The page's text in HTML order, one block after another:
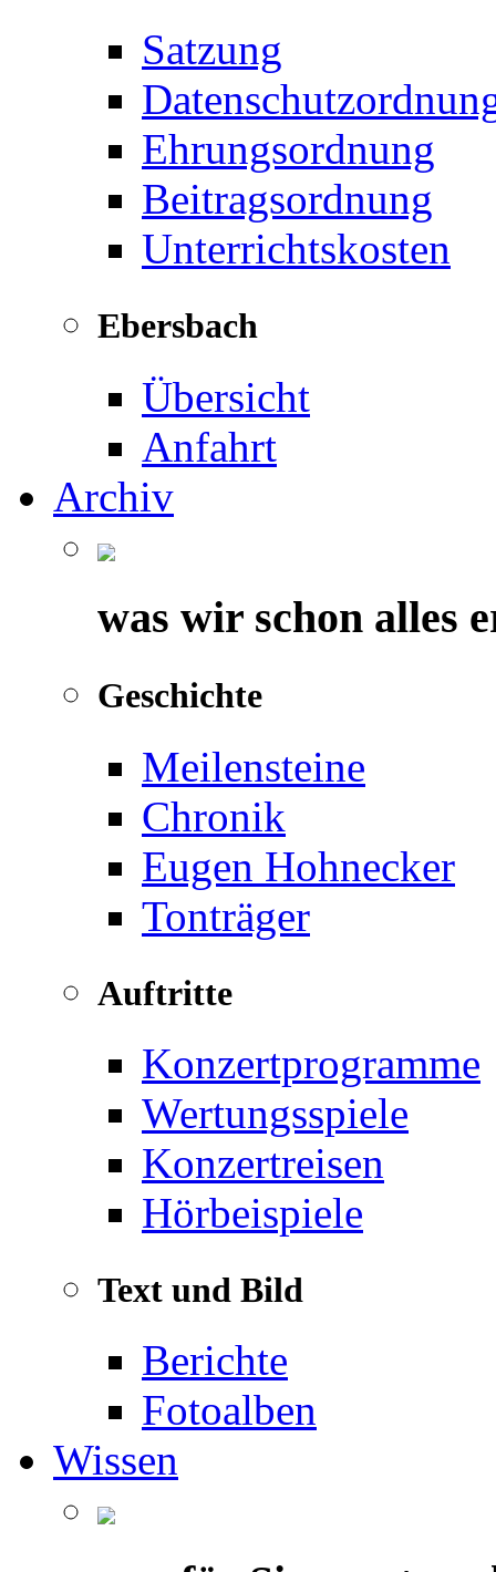
Satzung
Ehrungsordnung
Beitragsordnung
Unterrichtskosten
Ebersbach
Übersicht
Anfahrt
Archiv
was wir schon alles
Geschichte
Meilensteine
Chronik
Eugen Hohnecker
Tonträger
Auftritte
Konzertprogramme
Wertungsspiele
Konzertreisen
Hörbeispiele
Text und Bild
Berichte
Fotoalben
Wissen